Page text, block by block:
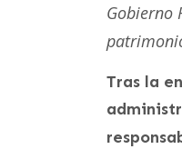
Gobierno
Tras la